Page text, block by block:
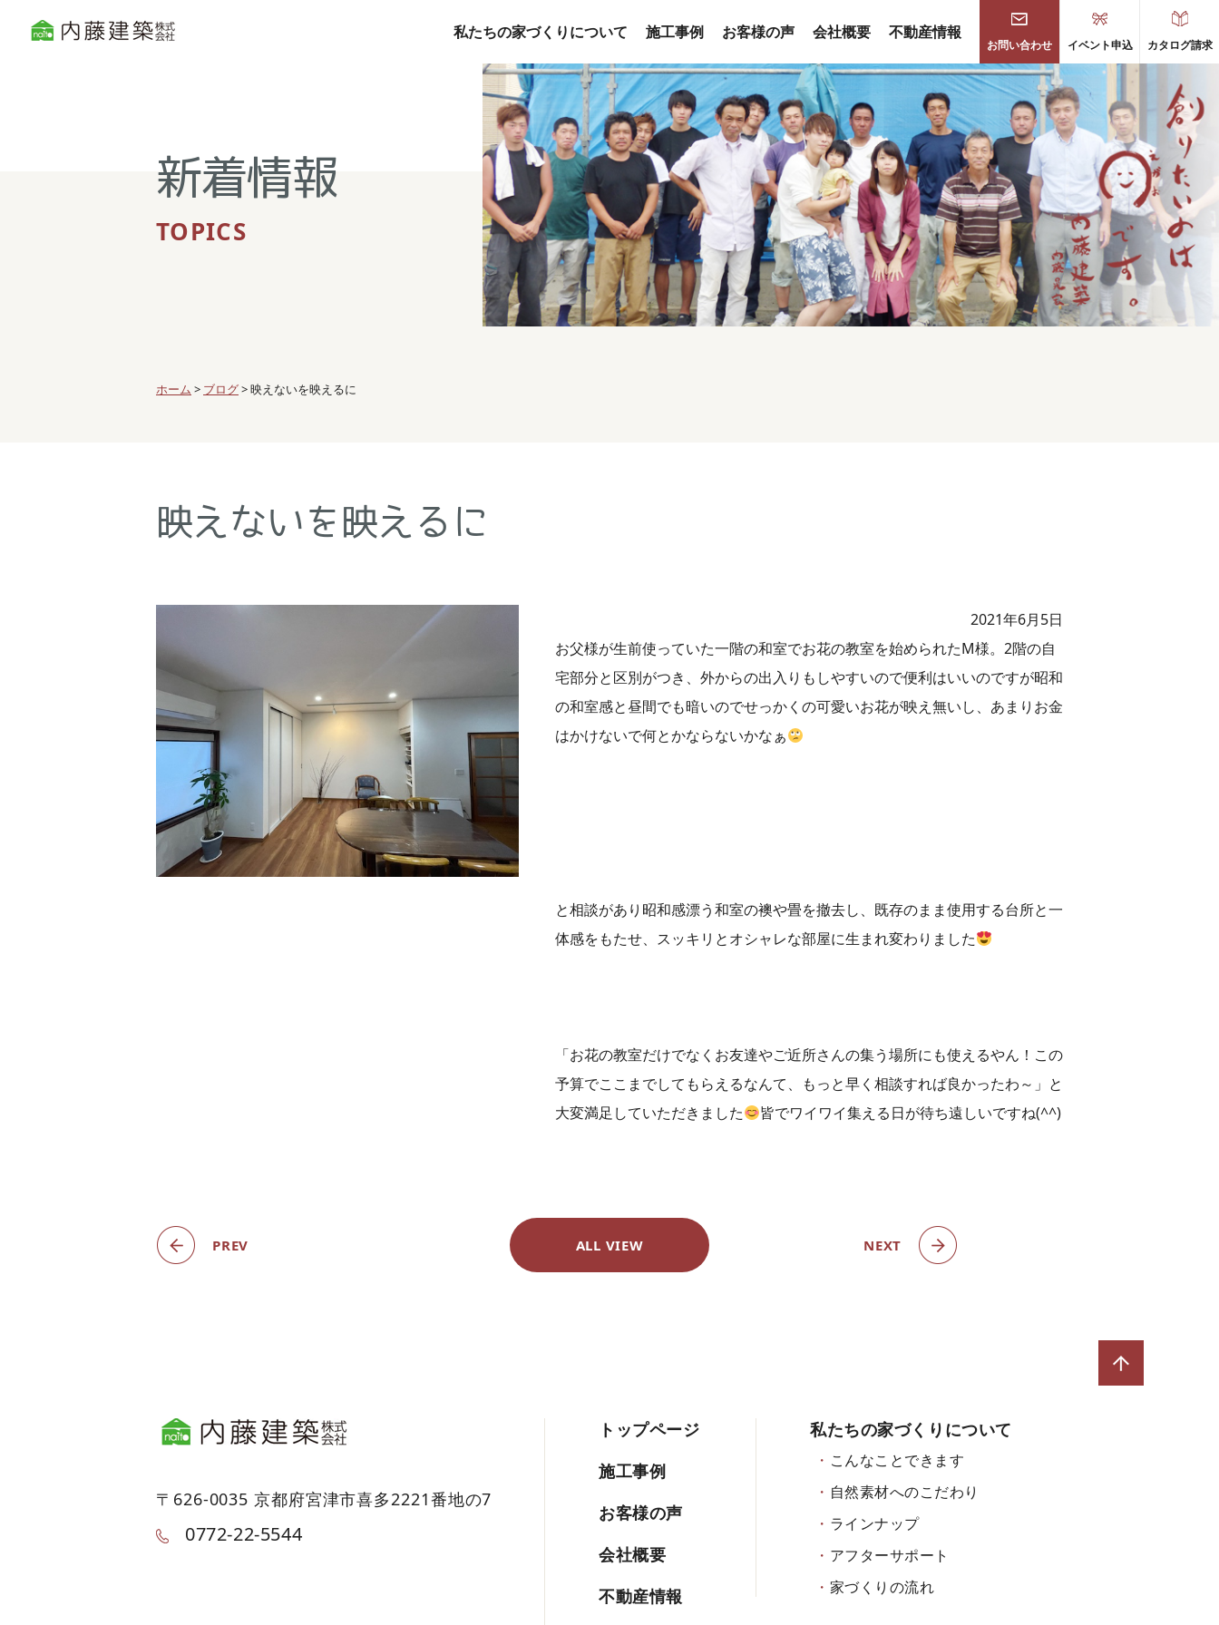
私たちの家づくりについて 施工事例 お客様の声 会社概要 不動産情報
お問い合わせ イベント申込 カタログ請求
新着情報
TOPICS
ホーム > ブログ>映えないを映えるに
映えないを映えるに
2021年6月5日
お父様が生前使っていた一階の和室でお花の教室を始められたM様。2階の自
宅部分と区別がつき、外からの出入りもしやすいので便利はいいのですが昭和
の和室感と昼間でも暗いのでせっかくの可愛いお花が映え無いし、あまりお金
はかけないで何とかならないかなぁ
と相談があり昭和感漂う和室の襖や畳を撤去し、既存のまま使用する台所と一
体感をもたせ、スッキリとオシャレな部屋に生まれ変わりました
「お花の教室だけでなくお友達やご近所さんの集う場所にも使えるやん！この
予算でここまでしてもらえるなんて、もっと早く相談すれば良かったわ～」と
大変満足していただきました
皆でワイワイ集える日が待ち遠しいですね(^^)
PREV ALL VIEW NEXT
〒626-0035 京都府宮津市喜多2221番地の7
0772-22-5544
トップページ
施工事例
お客様の声
会社概要
不動産情報
私たちの家づくりについて
こんなことできます
自然素材へのこだわり
ラインナップ
アフターサポート
家づくりの流れ